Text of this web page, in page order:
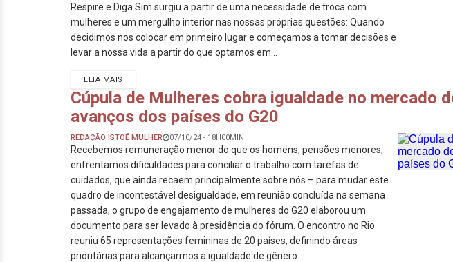
Respire e Diga Sim surgiu a partir de uma necessidade de troca com
mulheres e um mergulho interior nas nossas próprias questões: Quando
decidimos nos colocar em primeiro lugar e começamos a tomar decisões e
levar a nossa vida a partir do que optamos em...
LEIA MAIS
Cúpula de Mulheres cobra igualdade no mercado
avanços dos países do G20
REDAÇÃO ISTOÉ MULHER 07/10/24 - 18H00MIN
Recebemos remuneração menor do que os homens, pensões menores,
enfrentamos dificuldades para conciliar o trabalho com tarefas de
cuidados, que ainda recaem principalmente sobre nós – para mudar este
quadro de incontestável desigualdade, em reunião concluída na semana
passada, o grupo de engajamento de mulheres do G20 elaborou um
documento para ser levado à presidência do fórum. O encontro no Rio
reuniu 65 representações femininas de 20 países, definindo áreas
prioritárias para alcançarmos a igualdade de gênero.